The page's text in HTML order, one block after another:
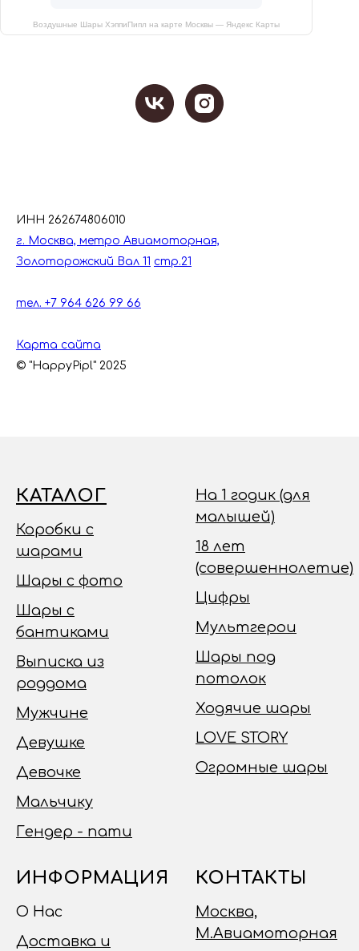
Воздушные Шары ХэппиПипл на карте Москвы — Яндекс Карты
ИНН 262674806010
г. Москва, метро Авиамоторная,
Золоторожский Вал 11 стр.21
тел. +7 964 626 99 66
Карта сайта
© "HappyPipl" 2025
КАТАЛОГ
Коробки с
шарами
Шары с фото
Шары с
бантиками
Выписка из
роддома
Мужчине
Девушке
Девочке
Мальчику
Гендер - пати
На 1 годик (для
малышей)
18 лет
(совершеннолетие)
Цифры
Мультгерои
Шары под
потолок
Ходячие шары
LOVE STORY
Огромные шары
ИНФОРМАЦИЯ
О Нас
Доставка и
КОНТАКТЫ
Москва,
М.Авиамоторная